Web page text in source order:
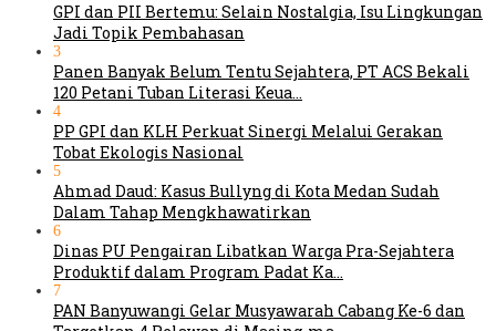
GPI dan PII Bertemu: Selain Nostalgia, Isu Lingkungan
Jadi Topik Pembahasan
3
Panen Banyak Belum Tentu Sejahtera, PT ACS Bekali
120 Petani Tuban Literasi Keua…
4
PP GPI dan KLH Perkuat Sinergi Melalui Gerakan
Tobat Ekologis Nasional
5
Ahmad Daud: Kasus Bullyng di Kota Medan Sudah
Dalam Tahap Mengkhawatirkan
6
Dinas PU Pengairan Libatkan Warga Pra-Sejahtera
Produktif dalam Program Padat Ka…
7
PAN Banyuwangi Gelar Musyawarah Cabang Ke-6 dan